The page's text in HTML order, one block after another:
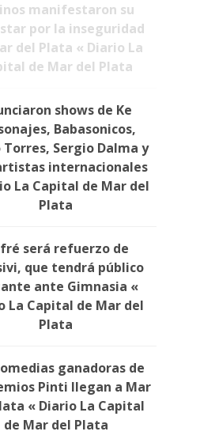
manifestaron su
por la inseguridad
del Plata « Diario La
de Mar del Plata
shows de Ke
Babasonicos,
Torres, Sergio Dalma y
internacionales
La Capital de Mar del
Plata
será refuerzo de
que tendrá público
ante Gimnasia «
La Capital de Mar del
Plata
ganadoras de
Pinti llegan a Mar
« Diario La Capital
de Mar del Plata